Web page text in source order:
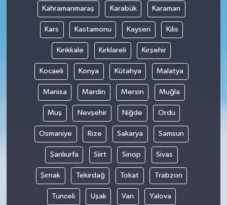
Kahramanmaraş Karabük Karaman
Kars Kastamonu Kayseri Kilis
Kırıkkale Kırklareli Kırşehir
Kocaeli Konya Kütahya Malatya
Manisa Mardin Mersin Muğla
Muş Nevşehir Niğde Ordu
Osmaniye Rize Sakarya Samsun
Şanlıurfa Siirt Sinop Sivas
Şırnak Tekirdağ Tokat Trabzon
Tunceli Uşak Van Yalova